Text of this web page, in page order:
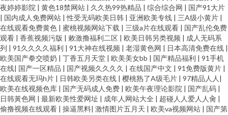
夜婷婷影院 | 黄色18禁网站 | 久久热99热精品 | 综合综合网 | 国产91大片
| 国内成人免费网站 |性受无码欧美日韩 | 亚洲欧美专线 | 三A级小黄片 |
在线观看免费黄色 | 蜜桃视频网站下载 | 三级a片在线观看 | 国产乱伦免费
观看 | 香蕉视频污版 | 敕激撸福利二区 | 欧美日韩另类视频 | 成人无码系
列 | 91久久久久福利 | 91大神在线视频 | 老湿黄色网 | 日本高清免费在线 |
欧美国产拳交喷奶 | 丁香五月天堂 | 欧美美女bb | 国产精品福利 | 91手机
在线| 国产一区精品 | 国产视频久久久久 | 在线国产中文 | 91免费版黄片 |
在线观看无玛h片 | 日韩欧美另类在线 | 樱桃熟了A级毛片 | 97精品人人 |
欧美在线视频色库 | 国产无码成人免费 | 欧美午夜理论影院 | 国产乱码 |
日韩黃色网 | 最新欧美性爱网址 | 成年人网站大全 | 超碰人人爱人人肏 |
偷撸视频在线观看 | 操逼黑料| 激情图片五月天 | 欧美va视频网站 | 国产第